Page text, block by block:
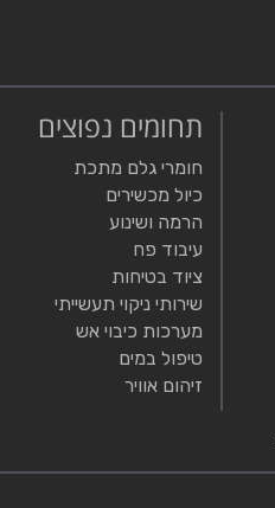
תחומים נפוצים
חומרי גלם מתכת
כיול מכשירים
הרמה ושינוע
עיבוד פח
ציוד בטיחות
שירותי ניקוי תעשייתי
מערכות כיבוי אש
טיפול במים
זיהום אוויר